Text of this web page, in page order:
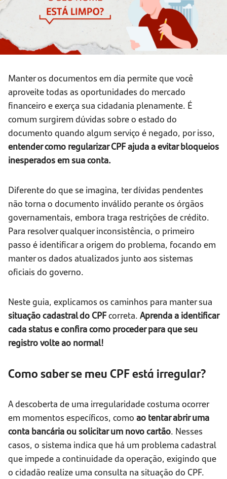
Manter os documentos em dia permite que você
aproveite todas as oportunidades do mercado
financeiro e exerça sua cidadania plenamente. É
comum surgirem dúvidas sobre o estado do
documento quando algum serviço é negado, por isso,
entender como regularizar CPF ajuda a evitar bloqueios
inesperados em sua conta.
Diferente do que se imagina, ter dívidas pendentes
não torna o documento inválido perante os órgãos
governamentais, embora traga restrições de crédito.
Para resolver qualquer inconsistência, o primeiro
passo é identificar a origem do problema, focando em
manter os dados atualizados junto aos sistemas
oficiais do governo.
Neste guia, explicamos os caminhos para manter sua
situação cadastral do CPFcorreta. Aprenda a identificar
cada status e confira como proceder para que seu
registro volte ao normal!
Como saber se meu CPF está irregular?
A descoberta de uma irregularidade costuma ocorrer
em momentos específicos, como ao tentar abrir uma
conta bancária ou solicitar um novo cartão. Nesses
casos, o sistema indica que há um problema cadastral
que impede a continuidade da operação, exigindo que
o cidadão realize uma consulta na situação do CPF.